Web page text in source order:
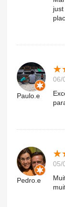
Paulo.e
★
★
06/
Pedro.e
★
★
05/